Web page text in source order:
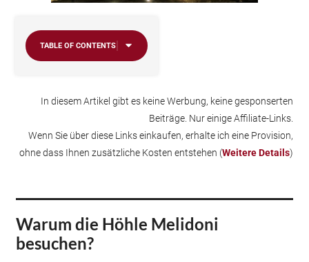
TABLE OF CONTENTS
In diesem Artikel gibt es keine Werbung, keine gesponserten
Beiträge. Nur einige Affiliate-Links.
Wenn Sie über diese Links einkaufen, erhalte ich eine Provision,
ohne dass Ihnen zusätzliche Kosten entstehen (Weitere Details)
Warum die Höhle Melidoni
besuchen?